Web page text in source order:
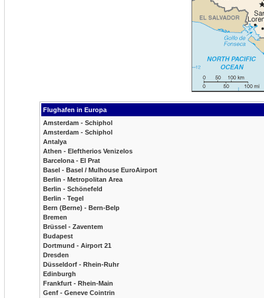
Flughafen in Europa
Amsterdam - Schiphol
Amsterdam - Schiphol
Antalya
Athen - Eleftherios Venizelos
Barcelona - El Prat
Basel - Basel / Mulhouse EuroAirport
Berlin - Metropolitan Area
Berlin - Schönefeld
Berlin - Tegel
Bern (Berne) - Bern-Belp
Bremen
Brüssel - Zaventem
Budapest
Dortmund - Airport 21
Dresden
Düsseldorf - Rhein-Ruhr
Edinburgh
Frankfurt - Rhein-Main
Genf - Geneve Cointrin